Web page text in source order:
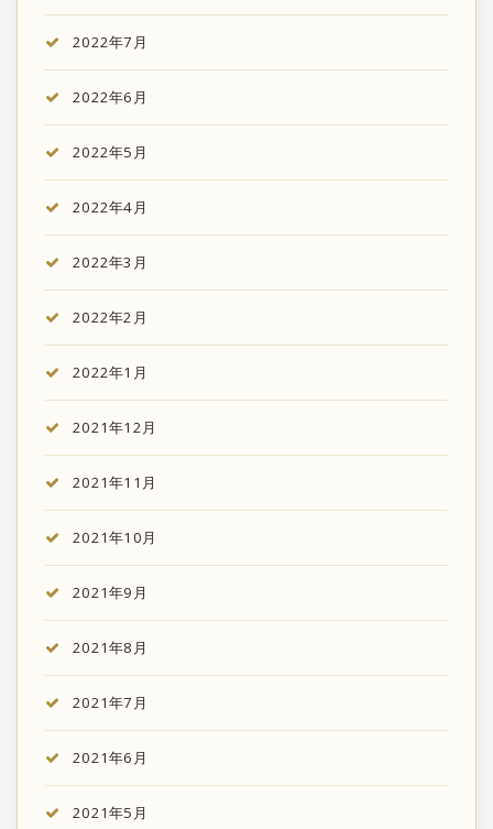
2022年7月
2022年6月
2022年5月
2022年4月
2022年3月
2022年2月
2022年1月
2021年12月
2021年11月
2021年10月
2021年9月
2021年8月
2021年7月
2021年6月
2021年5月